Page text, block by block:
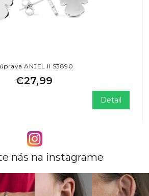
ANJEL II S3890
€27,99
Detail
nás na instagrame